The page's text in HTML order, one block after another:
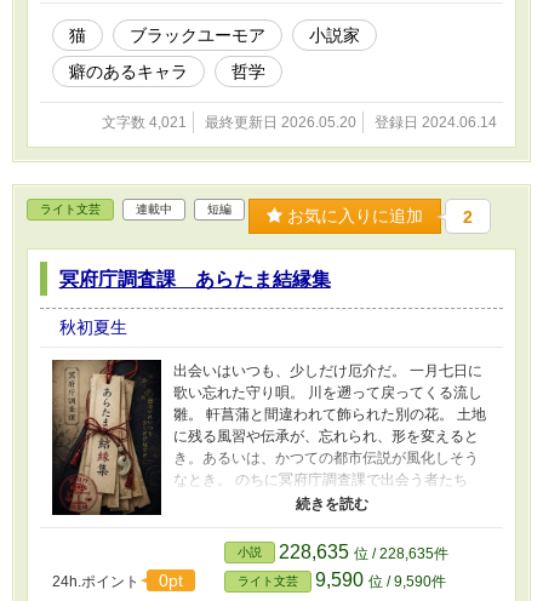
猫 ブラックユーモア
小説家
癖のあるキャラ
哲学
文字数 4,021 最終更新日 2026.05.20 登録日 2024.06.14
ライト文芸 連載中 短編 お気に入りに追加 2
冥府庁調査課 あらたま結縁集
秋初夏生
出会いはいつも、少しだけ厄介だ。 一月七日に
歌い忘れた守り唄。 川を遡って戻ってくる流し
雛。 軒菖蒲と間違われて飾られた別の花。 土地
に残る風習や伝承が、忘れられ、形を変えると
き。あるいは、かつての都市伝説が風化しそう
なとき。 のちに冥府庁調査課で出会う者たち
は、偶然同じ場所に居合わせる。 まだ相棒では
なかった二人。 一日だけ組むことになった二
人。 第一印象は最悪だった二人。 これは、十二
の季節に結ばれる、少し不思議で、厄介で、温
かな縁の物語。
24h.ポイント 0pt
小説 228,635 位 / 228,635件
ライト文芸 9,590 位 / 9,590件